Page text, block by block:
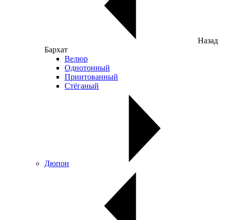
Назад
Бархат
Велюр
Однотонный
Принтованный
Стёганый
Дюпон